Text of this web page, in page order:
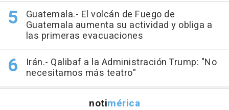
Guatemala.- El volcán de Fuego de
Guatemala aumenta su actividad y obliga a
las primeras evacuaciones
Irán.- Qalibaf a la Administración Trump: "No
necesitamos más teatro"
notimérica